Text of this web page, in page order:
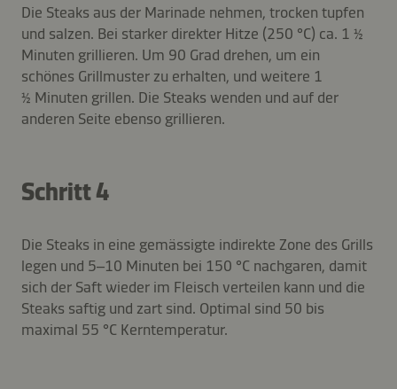
Die Steaks aus der Marinade nehmen, trocken tupfen
und salzen. Bei starker direkter Hitze (250 °C) ca. 1 ½
Minuten grillieren. Um 90 Grad drehen, um ein
schönes Grillmuster zu erhalten, und weitere 1
½ Minuten grillen. Die Steaks wenden und auf der
anderen Seite ebenso grillieren.
Schritt 4
Die Steaks in eine gemässigte indirekte Zone des Grills
legen und 5–10 Minuten bei 150 °C nachgaren, damit
sich der Saft wieder im Fleisch verteilen kann und die
Steaks saftig und zart sind. Optimal sind 50 bis
maximal 55 °C Kerntemperatur.